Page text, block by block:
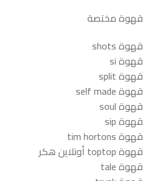
قهوة مختصة
قهوة shots
قهوة si
قهوة split
قهوة self made
قهوة soul
قهوة sip
قهوة tim hortons
قهوة toptop أونلاين هكر
قهوة tale